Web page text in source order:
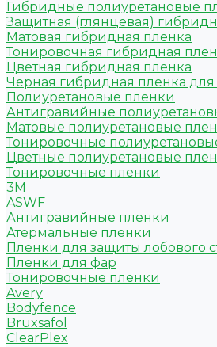
Гибридные полиуретановые
Защитная (глянцевая)
Матовая гибридная пленка
Тонировочная гибридная
Цветная гибридная пленка
Черная гибридная пленка
Полиуретановые пленки
Антигравийные
Матовые полиуретановые
Тонировочные
Цветные полиуретановые
Тонировочные пленки
3M
ASWF
Антигравийные пленки
Атермальные пленки
Пленки для защиты лобового
Пленки для фар
Тонировочные пленки
Avery
Bodyfence
Bruxsafol
ClearPlex